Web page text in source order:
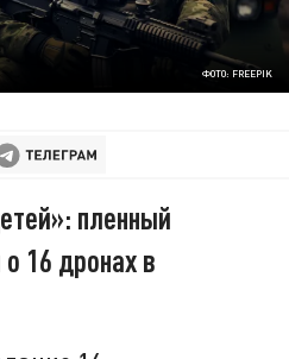
ФОТО: FREEPIK
пленный
16 дронах в